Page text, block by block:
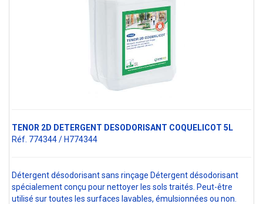
TENOR 2D DETERGENT DESODORISANT COQUELICOT 5L
Réf. 774344 / H774344
Détergent désodorisant sans rinçage Détergent désodorisant
spécialement conçu pour nettoyer les sols traités. Peut-être
utilisé sur toutes les surfaces lavables, émulsionnées ou non.